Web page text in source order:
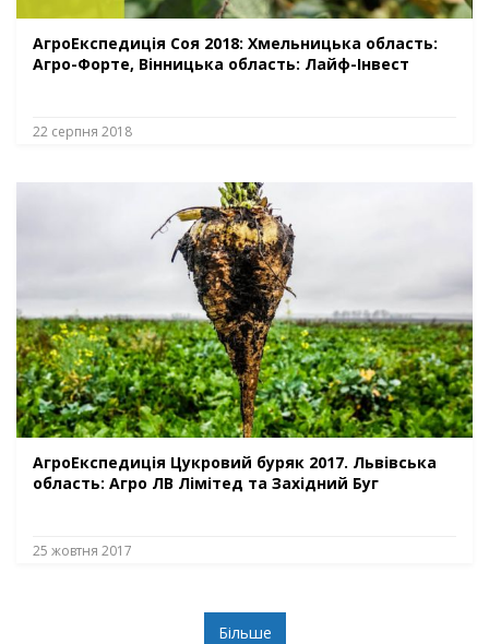
АгроЕкспедиція Соя 2018: Хмельницька область:
Агро-Форте, Вінницька область: Лайф-Інвест
22 серпня 2018
АгроЕкспедиція Цукровий буряк 2017. Львівська
область: Агро ЛВ Лімітед та Західний Буг
25 жовтня 2017
Більше